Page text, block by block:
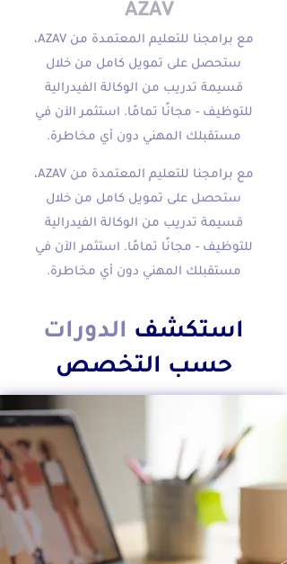
AZAV
مع برامجنا للتعليم المعتمدة من AZAV،
ستحصل على تمويل كامل من خلال
قسيمة تدريب من الوكالة الفيدرالية
للتوظيف - مجانًا تمامًا. استثمر الآن في
مستقبلك المهني دون أي مخاطرة.
مع برامجنا للتعليم المعتمدة من AZAV،
ستحصل على تمويل كامل من خلال
قسيمة تدريب من الوكالة الفيدرالية
للتوظيف - مجانًا تمامًا. استثمر الآن في
مستقبلك المهني دون أي مخاطرة.
استكشف الدورات
حسب التخصص